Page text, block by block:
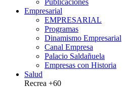
Publicaciones
Empresarial
EMPRESARIAL
Programas
Dinamismo Empresarial
Canal Empresa
Palacio Saldañuela
Empresas con Historia
Salud
Recrea +60